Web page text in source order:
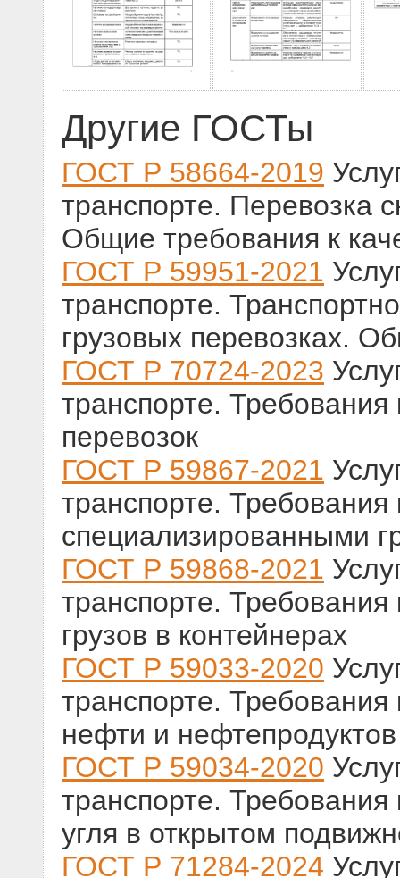
Другие ГОСТы
ГОСТ Р 58664-2019
транспорте. Перевозка
Общие требования к
ГОСТ Р 59951-2021
транспорте.
грузовых перевозках.
ГОСТ Р 70724-2023
транспорте. Требования
перевозок
ГОСТ Р 59867-2021
транспорте. Требования
специализированными
ГОСТ Р 59868-2021
транспорте. Требования
грузов в контейнерах
ГОСТ Р 59033-2020
транспорте. Требования
нефти и
ГОСТ Р 59034-2020
транспорте. Требования
угля в открытом
ГОСТ Р 71284-2024